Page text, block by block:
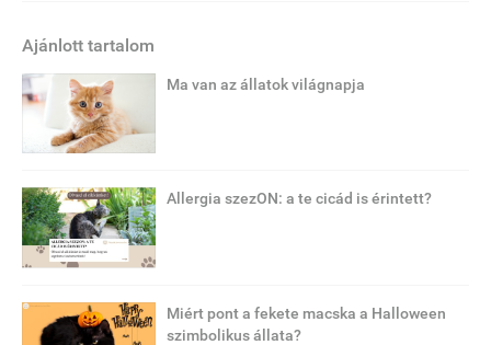
Ajánlott tartalom
Ma van az állatok világnapja
Allergia szezON: a te cicád is érintett?
Miért pont a fekete macska a Halloween
szimbolikus állata?